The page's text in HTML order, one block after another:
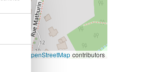
OpenStreetMap contributors